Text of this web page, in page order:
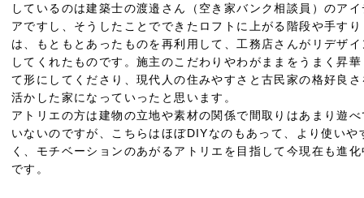
しているのは建築士の渡邉さん（空き家バンク相談員）のアイ
アですし、そうしたことでできたロフトに上がる階段や手すり
は、もともとあったものを再利用して、工務店さんがリデザイ
してくれたものです。施主のこだわりやわがままをうまく昇華
て形にしてくださり、現代人の住みやすさと古民家の格好良さ
活かした家になっていったと思います。
アトリエの方は建物の立地や素材の関係で間取りはあまり遊べ
いないのですが、こちらはほぼDIYなのもあって、より使いや
く、モチベーションのあがるアトリエを目指して今現在も進化
です。